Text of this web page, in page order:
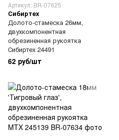
Артикул: BR-07625
Сибиртех
Долото-стамеска 26мм,
двухкомпонентная
обрезиненная рукоятка
Сибиртех 24491
62 руб/шт